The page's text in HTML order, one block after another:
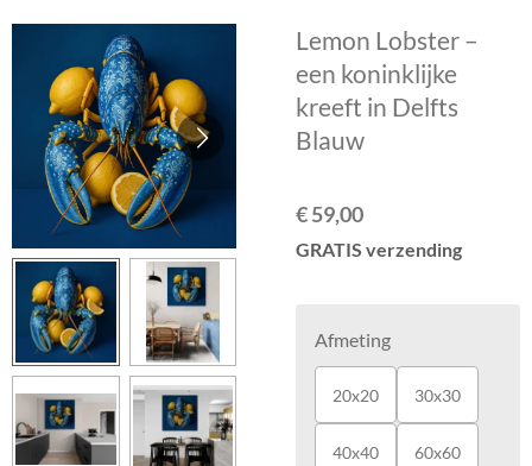
Lemon Lobster –
een koninklijke
kreeft in Delfts
Blauw
€ 59,00
GRATIS verzending
Afmeting
20x20 30x30
40x40 60x60